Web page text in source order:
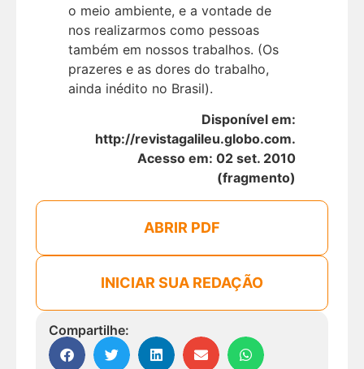
o meio ambiente, e a vontade de
nos realizarmos como pessoas
também em nossos trabalhos. (Os
prazeres e as dores do trabalho,
ainda inédito no Brasil).
Disponível em:
http://revistagalileu.globo.com.
Acesso em: 02 set. 2010
(fragmento)
ABRIR PDF
INICIAR SUA REDAÇÃO
Compartilhe: